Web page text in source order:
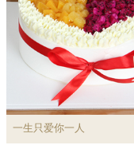
一生只爱你一人